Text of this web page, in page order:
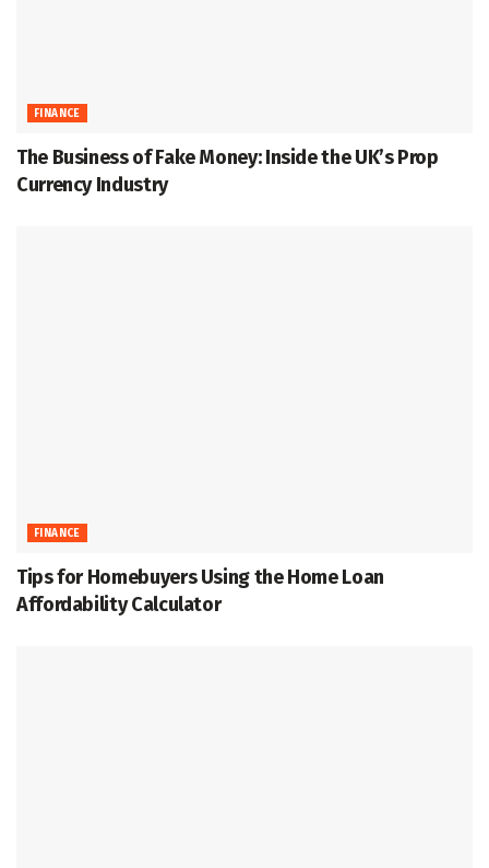
FINANCE
The Business of Fake Money: Inside the UK’s Prop
Currency Industry
FINANCE
Tips for Homebuyers Using the Home Loan
Affordability Calculator